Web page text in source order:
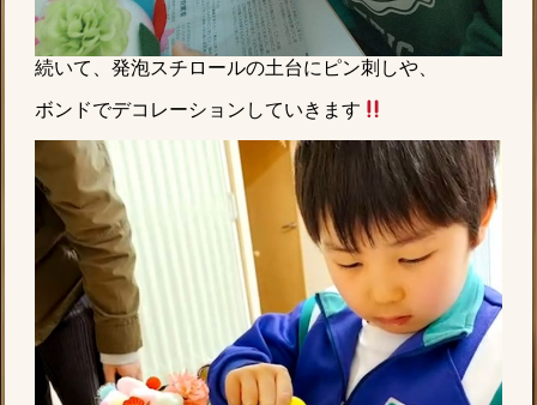
続いて、発泡スチロールの土台にピン刺しや、
ボンドでデコレーションしていきます